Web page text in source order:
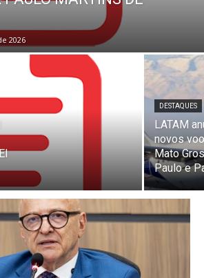
2026
DESTAQUES
LATAM
novos
Mato
Paulo e